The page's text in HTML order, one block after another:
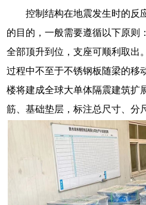
控制结构在地震发生时的反
的目的，一般需要遵循以下原则
全部顶升到位，支座可顺利取出
过程中不至于不锈钢板随梁的移
楼将建成全球大单体隔震建筑扩
筋、基础垫层，标注总尺寸、分